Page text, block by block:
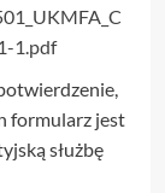
1.pdf
formularz jest
służbę